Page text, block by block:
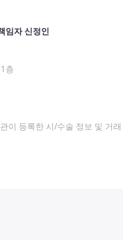
임자 신정인
층
이 등록한 시/수술 정보 및 거